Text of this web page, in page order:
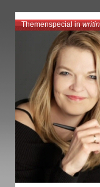
Themenspecial in